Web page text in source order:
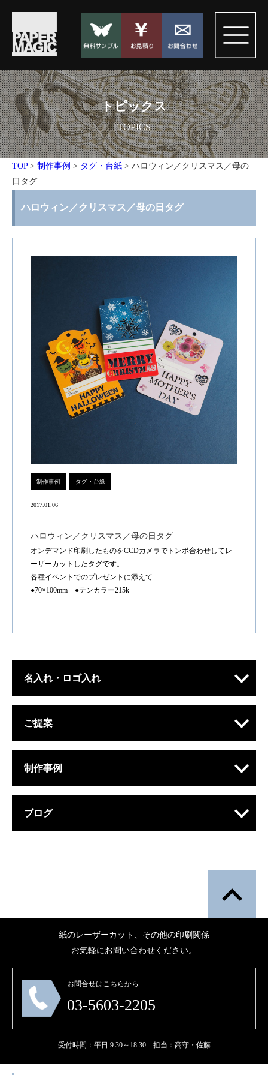
トピックス
TOPICS
TOP> 制作事例 > タグ・台紙 > ハロウィン／クリスマス／母の
日タグ
ハロウィン／クリスマス／母の日タグ
制作事例 タグ・台紙
2017.01.06
ハロウィン／クリスマス／母の日タグ
オンデマンド印刷したものをCCDカメラでトンボ合わせしてレ
ーザーカットしたタグです。
各種イベントでのプレゼントに添えて……
●70×100mm ●テンカラー215k
名入れ・ロゴ入れ
ご提案
制作事例
ブログ
紙のレーザーカット、その他の印刷関係
お気軽にお問い合わせください。
お問合せはこちらから
03-5603-2205
受付時間：平日 9:30～18:30 担当：高守・佐藤